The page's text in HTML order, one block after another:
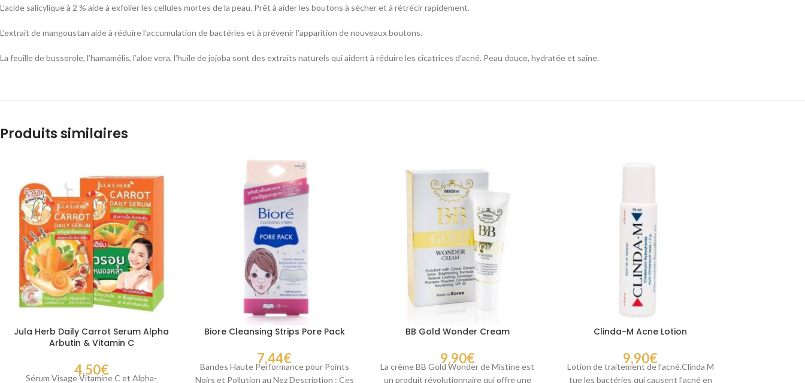
L’acide salicylique à 2 % aide à exfolier les cellules mortes de la peau. Prêt à aider les boutons à sécher et à rétrécir rapidement.
L’extrait de mangoustan aide à réduire l’accumulation de bactéries et à prévenir l’apparition de nouveaux boutons.
La feuille de busserole, l’hamamélis, l’aloe vera, l’huile de jojoba sont des extraits naturels qui aident à réduire les cicatrices d’acné. Peau douce, hydratée et saine.
Produits similaires
Jula Herb Daily Carrot Serum Alpha
Arbutin & Vitamin C
4,50€
Sérum Visage Vitamine C et Alpha-
Biore Cleansing Strips Pore Pack
7,44€
Bandes Haute Performance pour Points
Noirs et Pollution au Nez Description : Ces
BB Gold Wonder Cream
9,90€
La crème BB Gold Wonder de Mistine est
un produit révolutionnaire qui offre une
Clinda-M Acne Lotion
9,90€
Lotion de traitement de l’acné.Clinda M
tue les bactéries qui causent l’acné en